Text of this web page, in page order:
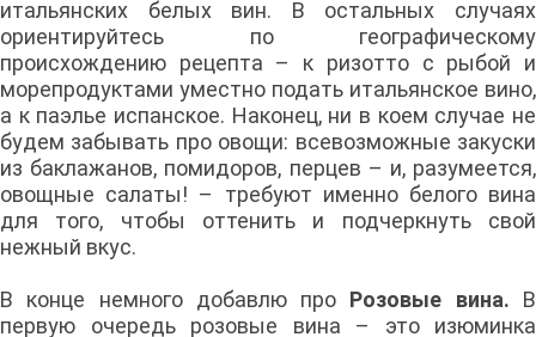
итальянских белых вин. В остальных случаях
ориентируйтесь по географическому
происхождению рецепта – к ризотто с рыбой и
морепродуктами уместно подать итальянское вино,
а к паэлье испанское. Наконец, ни в коем случае не
будем забывать про овощи: всевозможные закуски
из баклажанов, помидоров, перцев – и, разумеется,
овощные салаты! – требуют именно белого вина
для того, чтобы оттенить и подчеркнуть свой
нежный вкус.
В конце немного добавлю про Розовые вина. В
первую очередь розовые вина – это изюминка